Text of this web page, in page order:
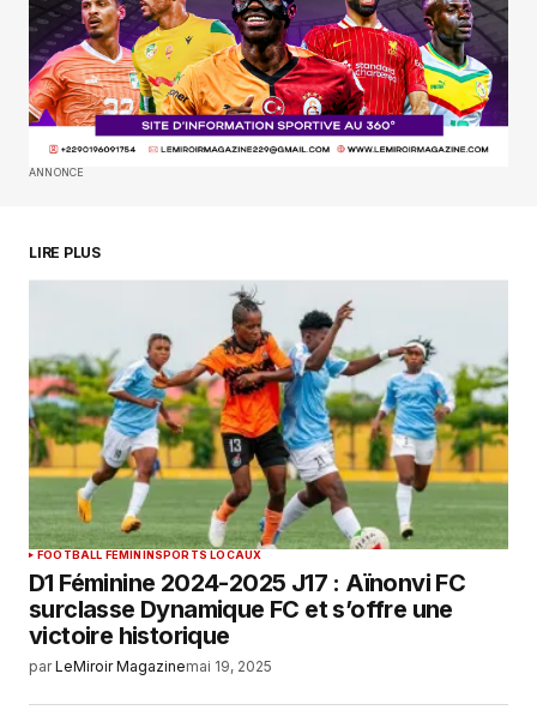
Enregistrer mon nom, mon e-mail et mon
site dans le navigateur pour mon prochain
commentaire.
SUBMIT COMMENT
ANNONCE
LIRE PLUS
FOOTBALL FEMININ SPORTS LOCAUX
D1 Féminine 2024-2025 J17 : Aïnonvi FC
surclasse Dynamique FC et s’offre une
victoire historique
par LeMiroir Magazinemai 19, 2025